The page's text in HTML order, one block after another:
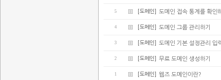
5 [도메인] 도메인 접속 통계를 확인
4 [도메인] 도메인 그룹 관리하기
3 [도메인] 도메인 기본 설정관리 입
2 [도메인] 무료 도메인 생성하기
1 [도메인] 웹즈 도메인이란?